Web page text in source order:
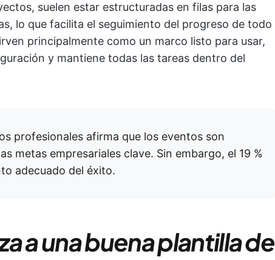
suelen estar estructuradas en filas para las
lo que facilita el seguimiento del progreso de todo
principalmente como un marco listo para usar,
y mantiene todas las tareas dentro del
profesionales afirma que los eventos son
metas empresariales clave. Sin embargo, el 19 %
adecuado del éxito.
a una buena plantilla de